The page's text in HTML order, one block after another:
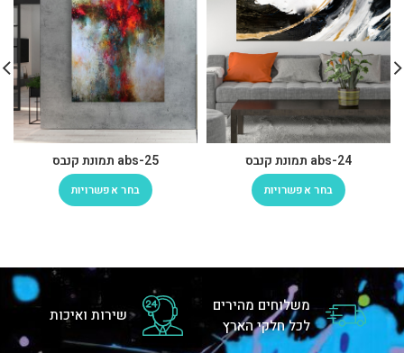
abs-24 תמונת קנבס
בחר אפשרויות
abs-25 תמונת קנבס
בחר אפשרויות
משלוחים מהירים
לכל חלקי הארץ
שירות ואיכות